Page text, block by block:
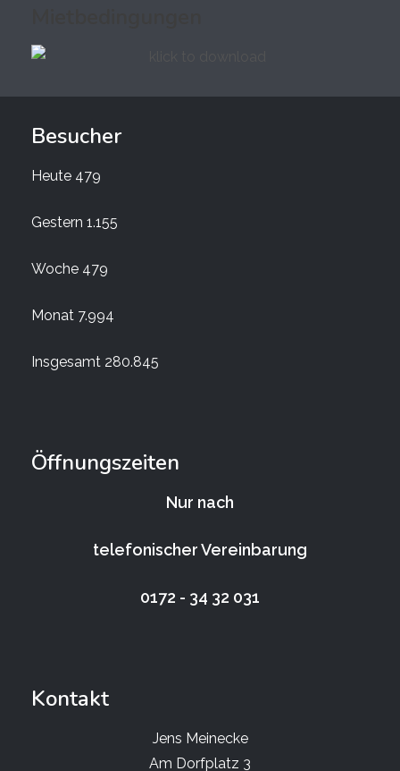
Besucher
Heute 479
Gestern 1.155
Woche 479
Monat 7.994
Insgesamt 280.845
Öffnungszeiten
Nur nach
telefonischer Vereinbarung
0172 - 34 32 031
Kontakt
Jens Meinecke
Am Dorfplatz 3